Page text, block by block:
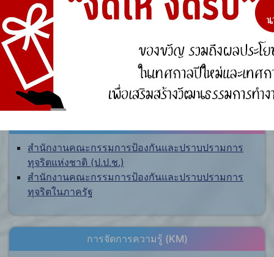
สำนักงานคณะกรรมการป้องกันและปราบปรามการ
ทุจริตแห่งชาติ (ป.ป.ช.)
สำนักงานคณะกรรมการป้องกันและปราบปรามการ
ทุจริตในภาครัฐ
การจัดการความรู้ (KM)